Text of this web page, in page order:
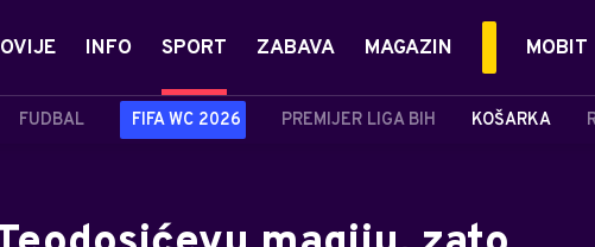
INFO SPORT
FUDBAL FIFA WC 2026 PREMIJER LIGA BIH KOŠARKA
ZABAVA MAGAZIN MOBIT